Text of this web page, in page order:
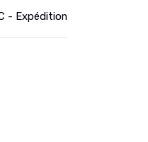
- Expédition